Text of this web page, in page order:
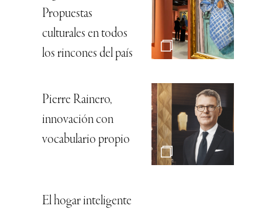
Propuestas
culturales en todos
los rincones del país
Pierre Rainero,
innovación con
vocabulario propio
El hogar inteligente